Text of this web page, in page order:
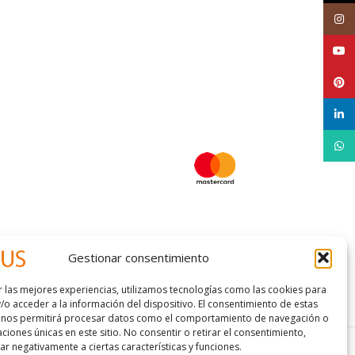
Gestionar consentimiento
las mejores experiencias, utilizamos tecnologías como las cookies para
o acceder a la información del dispositivo. El consentimiento de estas
permitirá procesar datos como el comportamiento de navegación o
únicas en este sitio. No consentir o retirar el consentimiento,
negativamente a ciertas características y funciones.